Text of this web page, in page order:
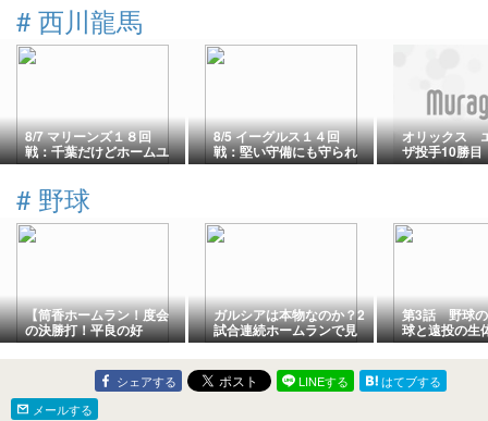
# 西川龍馬
8/7 マリーンズ１８回
戦：千葉だけどホームユ
ニを身に纏えば気分は京
8/5 イーグルス１４回
戦：堅い守備にも守られ
エスピノーザ１０勝目！
オリックス
ザ投手10勝目
（2026.8.5
# 野球
【筒香ホームラン！度会
の決勝打！平良の好
投！】ベイスターズvsカ
ープ8/7
ガルシアは本物なのか？2
試合連続ホームランで見
えた“神助っ人”の可能性
🔥
第3話 野球
球と遠投の生
較
シェアする LINEする
はてブする
メールする